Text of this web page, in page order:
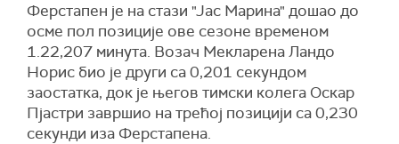
Ферстапен је на стази "Јас Марина" дошао до
осме пол позиције ове сезоне временом
1.22,207 минута. Возач Мекларена Ландо
Норис био је други са 0,201 секундом
заостатка, док је његов тимски колега Оскар
Пјастри завршио на трећој позицији са 0,230
секунди иза Ферстапена.